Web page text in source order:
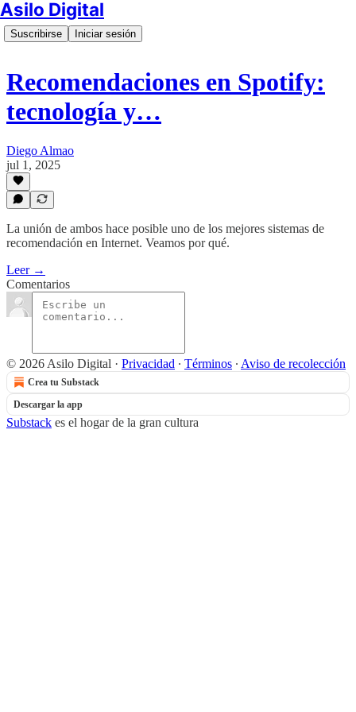
Asilo Digital
Suscribirse Iniciar sesión
Recomendaciones en Spotify:
tecnología y…
Diego Almao
jul 1, 2025
La unión de ambos hace posible uno de los mejores sistemas de
recomendación en Internet. Veamos por qué.
Leer →
Comentarios
© 2026 Asilo Digital · Privacidad ∙ Términos ∙ Aviso de recolección
Crea tu Substack
Descargar la app
Substack es el hogar de la gran cultura